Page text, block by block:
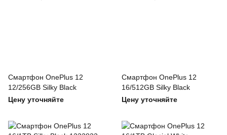
Смартфон OnePlus 12
12/256GB Silky Black
Цену уточняйте
Смартфон OnePlus 12
16/512GB Silky Black
Цену уточняйте